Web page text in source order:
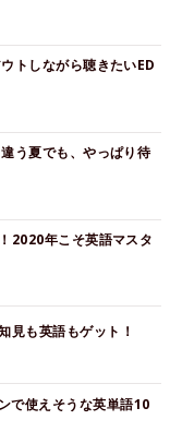
トしながら聴きたいED
う夏でも、やっぱり待
2020年こそ英語マスタ
見も英語もゲット！
で使えそうな英単語10